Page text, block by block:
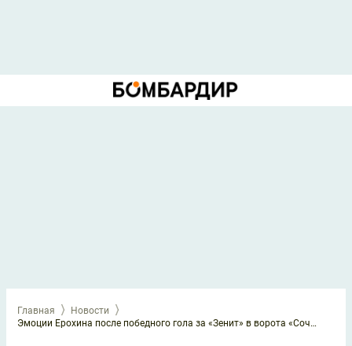
Главная
Новости
Эмоции Ерохина после победного гола за «Зенит» в ворота «Сочи»